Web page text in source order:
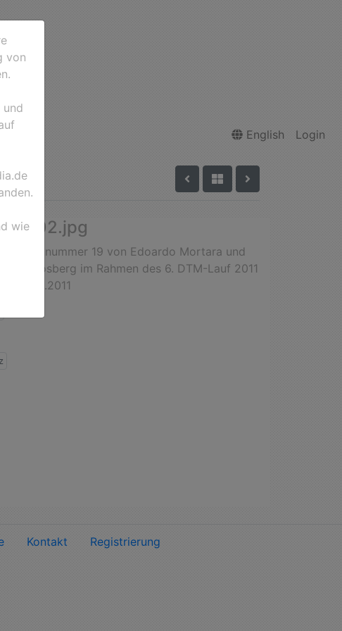
English Login
Startnummer 19 von Edoardo Mortara und
Rosberg im Rahmen des 6. DTM-Lauf 2011
06.08.2011
von
wie
Kontakt Registrierung